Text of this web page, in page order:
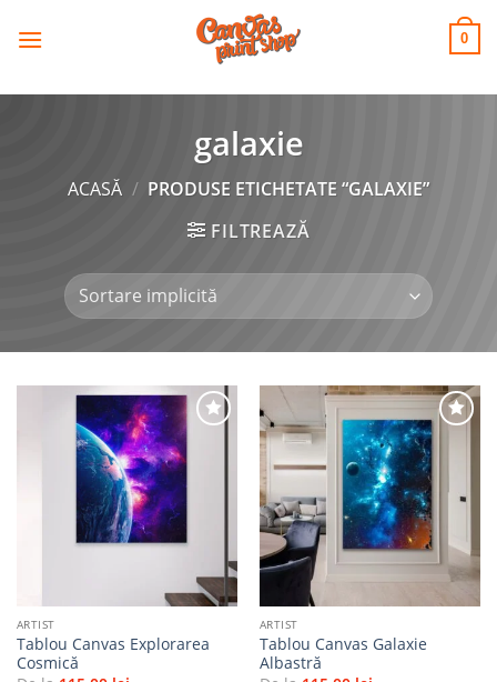
CANVAS
PRINT SHOP 0
galaxie
ACASĂ / PRODUSE ETICHETATE “GALAXIE”
FILTREAZĂ
favorite
ARTIST
Tablou Canvas Explorarea
Cosmică
Adaugă
la
favorite
ARTIST
Tablou Canvas Galaxie
Albastră